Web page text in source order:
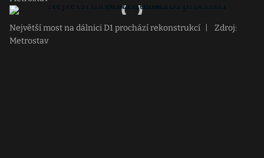
Největší most na dálnici D1 prochází rekonstrukcí
Zdroj:
Metrostav